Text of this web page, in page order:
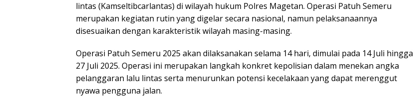
lintas (Kamseltibcarlantas) di wilayah hukum Polres Magetan. Operasi Patuh Semeru
merupakan kegiatan rutin yang digelar secara nasional, namun pelaksanaannya
disesuaikan dengan karakteristik wilayah masing-masing.
Operasi Patuh Semeru 2025 akan dilaksanakan selama 14 hari, dimulai pada 14 Juli hingga
27 Juli 2025. Operasi ini merupakan langkah konkret kepolisian dalam menekan angka
pelanggaran lalu lintas serta menurunkan potensi kecelakaan yang dapat merenggut
nyawa pengguna jalan.